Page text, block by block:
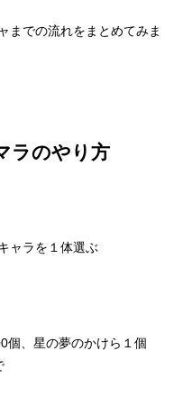
までの流れをまとめてみま
ラのやり方
ャラを１体選ぶ
個、星の夢のかけら１個